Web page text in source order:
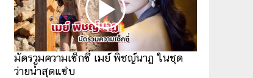
มัดรวมความเซ็กซี่ เมย์ พิชญ์นาฏ ในชุด
ว่ายน้ำสุดแซ่บ